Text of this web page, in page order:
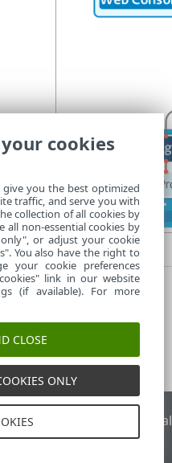
ESET ESET Status Portal
riservati.
cookies
you the best optimized
traffic, and serve you with
collection of all cookies by
all non-essential cookies by
or adjust your cookie
You also have the right to
your cookie preferences
link in our website
(if available). For more
CLOSE
ONLY